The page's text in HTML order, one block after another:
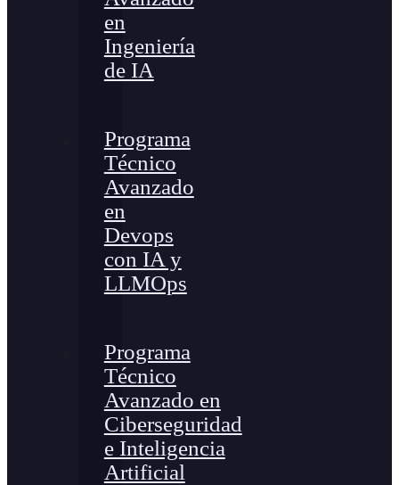
en
Ingeniería
de IA
Programa
Técnico
Avanzado
en
Devops
con IA y
LLMOps
Programa
Técnico
Avanzado en
Ciberseguridad
e Inteligencia
Artificial